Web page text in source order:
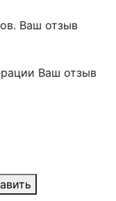
Ваш отзыв
Ваш отзыв